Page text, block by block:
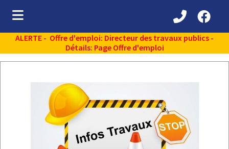
(Découvrir )
(Administration municipale )
(Services aux citoyens )
(Partenaires )
(Loisirs et vie communautaire )
(Environnement )
ALERTE - Offre d'emploi: Directeur des travaux publics -
Détails: Page Offre d'emploi